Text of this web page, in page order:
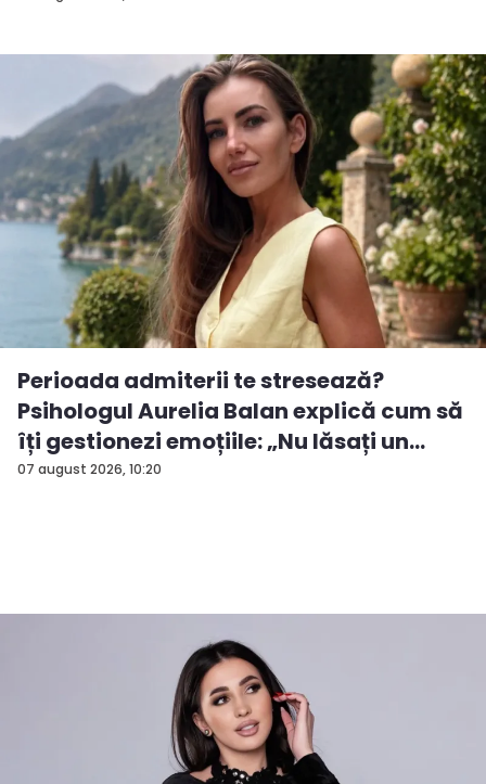
07 august 2026, 10:20
Perioada admiterii te stresează?
Psihologul Aurelia Balan explică cum să
îți gestionezi emoțiile: „Nu lăsați un
rezu...